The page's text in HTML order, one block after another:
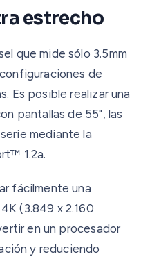
estrecho
que mide sólo 3.5mm
de
Es posible realizar una
pantallas de 55", las
mediante la
1.2a.
fácilmente una
(3.849 x 2.160
en un procesador
y reduciendo